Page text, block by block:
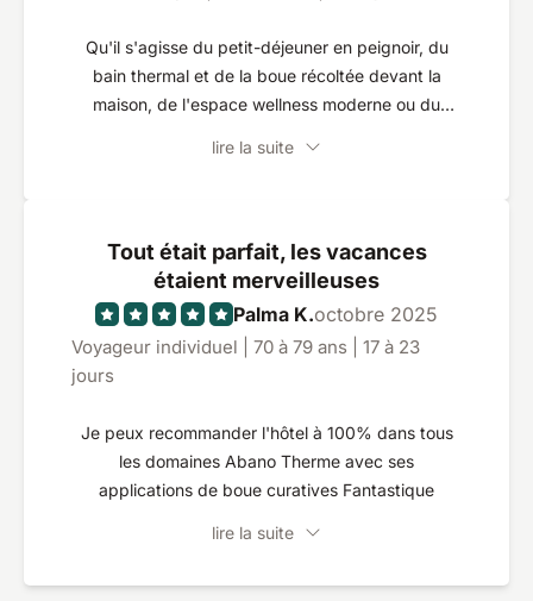
Qu'il s'agisse du petit-déjeuner en peignoir, du
bain thermal et de la boue récoltée devant la
maison, de l'espace wellness moderne ou du
meilleures conditions pour un bon repos !
lire la suite
Tout était parfait, les vacances
étaient merveilleuses
Palma K.octobre 2025
Voyageur individuel | 70 à 79 ans | 17 à 23
jours
Je peux recommander l'hôtel à 100% dans tous
les domaines Abano Therme avec ses
applications de boue curatives Fantastique
lire la suite